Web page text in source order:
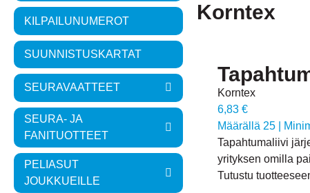
KILPAILUNUMEROT
SUUNNISTUSKARTAT
SEURAVAATTEET
SEURA- JA
FANITUOTTEET
PELIASUT
JOUKKUEILLE
Korntex
Korntex
6,83 €
Määrällä 25
Tapahtumaliivi
yrityksen omilla
Tutustu